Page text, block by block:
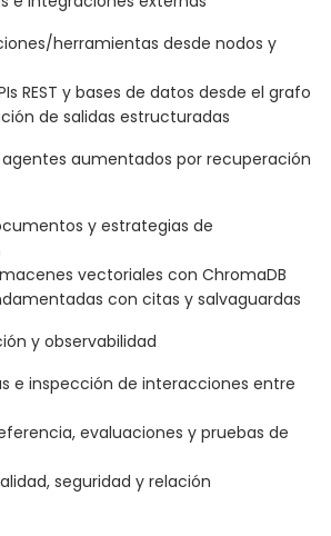
herramientas desde nodos y
REST y bases de datos desde el grafo
de salidas estructuradas
aumentados por recuperación
y estrategias de
vectoriales con ChromaDB
con citas y salvaguardas
y observabilidad
e inspección de interacciones entre
evaluaciones y pruebas de
seguridad y relación